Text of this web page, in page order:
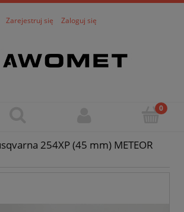
Zarejestruj się Zaloguj się
254XP (45 mm) METEOR